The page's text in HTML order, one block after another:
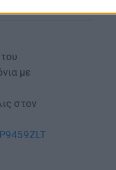
με
στον